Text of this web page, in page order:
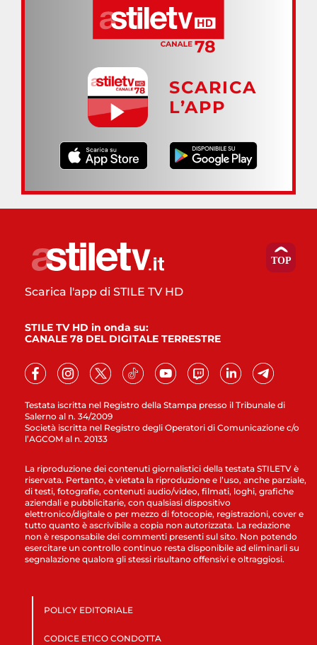
SCARICA
L’APP
Testata iscritta nel Registro della Stampa presso il Tribunale di
Salerno al n. 34/2009
Società iscritta nel Registro degli Operatori di Comunicazione c/o
l’AGCOM al n. 20133
Scarica l'app di STILE TV HD
STILE TV HD in onda su:
CANALE 78 DEL DIGITALE TERRESTRE
La riproduzione dei contenuti giornalistici della testata STILETV è
riservata. Pertanto, è vietata la riproduzione e l’uso, anche parziale,
di testi, fotografie, contenuti audio/video, filmati, loghi, grafiche
aziendali e pubblicitarie, con qualsiasi dispositivo
elettronico/digitale o per mezzo di fotocopie, registrazioni, cover e
tutto quanto è ascrivibile a copia non autorizzata. La redazione
non è responsabile dei commenti presenti sul sito. Non potendo
esercitare un controllo continuo resta disponibile ad eliminarli su
segnalazione qualora gli stessi risultano offensivi e oltraggiosi.
POLICY EDITORIALE
CODICE ETICO CONDOTTA